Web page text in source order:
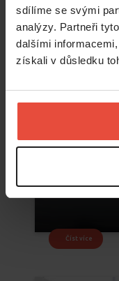
sdílíme se svými
analýzy. Partneři
dalšími
získali v důsledku
Číst více